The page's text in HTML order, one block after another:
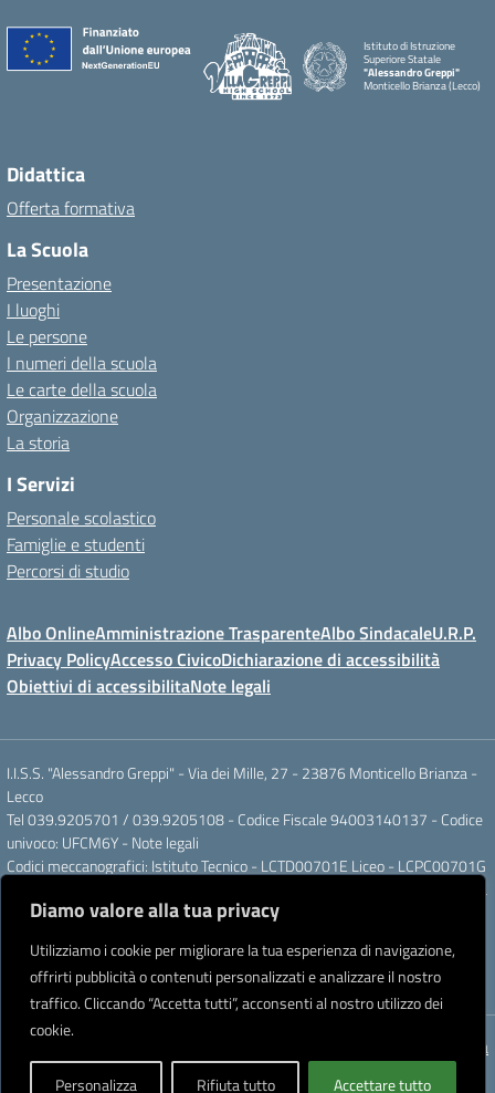
Diamo valore alla tua privacy
Utilizziamo i cookie per migliorare la tua esperienza di navigazione,
offrirti pubblicità o contenuti personalizzati e analizzare il nostro
traffico. Cliccando “Accetta tutti”, acconsenti al nostro utilizzo dei
cookie.
Personalizza Rifiuta tutto Accettare tutto
Istituto di Istruzione
Superiore Statale
"Alessandro Greppi"
Monticello Brianza (Lecco)
Didattica
Offerta formativa
La Scuola
Presentazione
I luoghi
Le persone
I numeri della scuola
Le carte della scuola
Organizzazione
La storia
I Servizi
Personale scolastico
Famiglie e studenti
Percorsi di studio
Albo OnlineAmministrazione TrasparenteAlbo SindacaleU.R.P.
Privacy PolicyAccesso CivicoDichiarazione di accessibilità
Obiettivi di accessibilitaNote legali
I.I.S.S. "Alessandro Greppi" - Via dei Mille, 27 - 23876 Monticello Brianza -
Lecco
Tel 039.9205701 / 039.9205108 - Codice Fiscale 94003140137 - Codice
univoco: UFCM6Y - Note legali
Codici meccanografici: Istituto Tecnico - LCTD00701E Liceo - LCPC00701G
Posta elettronica ordinaria: LCIS007008@ISTRUZIONE.IT Posta elettronica
certificata: LCIS007008@PEC.ISTRUZIONE.IT
Intestato a: Istituto di Istruzione Secondaria Superiore A. Greppi
Partner tecnologicoCreative Software Lab S.r.l.
Concept & Design by Designers Italia